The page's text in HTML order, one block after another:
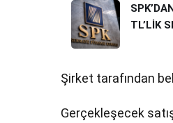
TL’LİK
Şirket tarafından
Gerçekleşecek